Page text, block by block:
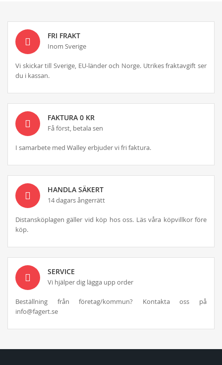
FRI FRAKT
Inom Sverige
Vi skickar till Sverige, EU-länder och Norge. Utrikes fraktavgift ser
du i kassan.
FAKTURA 0 KR
Få först, betala sen
I samarbete med Walley erbjuder vi fri faktura.
HANDLA SÄKERT
14 dagars ångerrätt
Distansköplagen gäller vid köp hos oss. Läs våra köpvillkor före
köp.
SERVICE
Vi hjälper dig lägga upp order
Beställning från företag/kommun? Kontakta oss på
info@fagert.se